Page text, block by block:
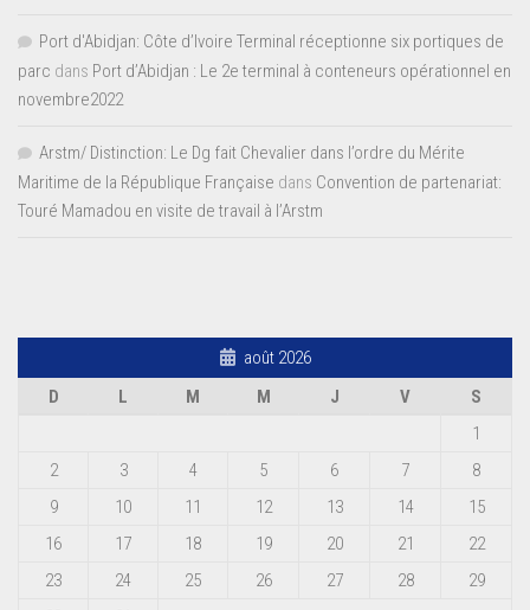
Port d'Abidjan: Côte d’Ivoire Terminal réceptionne six portiques de
parc dans Port d’Abidjan : Le 2e terminal à conteneurs opérationnel en
novembre2022
Arstm/ Distinction: Le Dg fait Chevalier dans l’ordre du Mérite
Maritime de la République Française dans Convention de partenariat:
Touré Mamadou en visite de travail à l’Arstm
août 2026
D
L M M J V
S
1
2
3 4 5 6 7
8
9
10 11 12 13 14
15
16
17 18 19 20 21
22
23
24 25 26 27 28
29